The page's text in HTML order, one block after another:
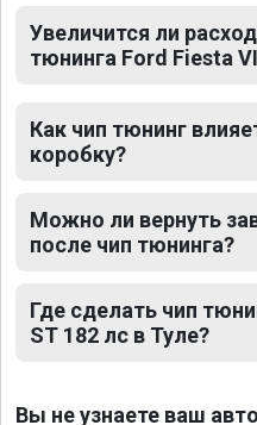
Увеличится ли
тюнинга Ford Fiesta
Как чип тюнинг
коробку?
Можно ли вернуть
после чип тюнинга?
Где сделать чип
ST 182 лс в Туле?
Вы не узнаете ваш